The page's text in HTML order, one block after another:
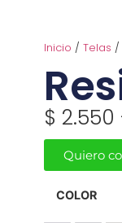
Inicio / Telas /
$ 2.550
Quiero
COLOR